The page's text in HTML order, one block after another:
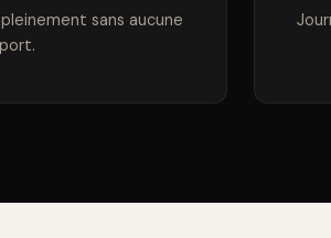
sans aucune